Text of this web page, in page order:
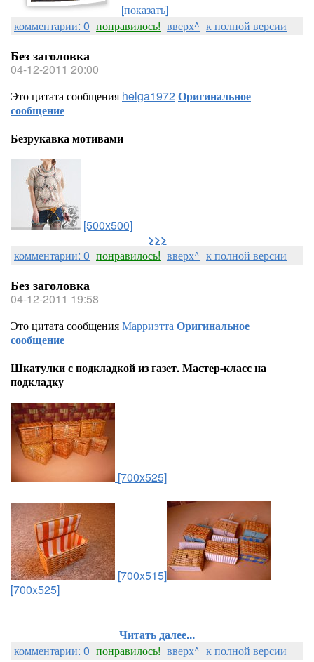
[показать]
комментарии: 0 понравилось! вверх^ к полной версии
Без заголовка
04-12-2011 20:00
Это цитата сообщения helga1972Оригинальное
сообщение
Безрукавка мотивами
[500x500]
>>>
комментарии: 0 понравилось! вверх^ к полной версии
Без заголовка
04-12-2011 19:58
Это цитата сообщенияМарриэттаОригинальное
сообщение
Шкатулки с подкладкой из газет. Мастер-класс на
подкладку
[700x525]
[700x515]
[700x525]
Читать далее...
комментарии: 0 понравилось! вверх^ к полной версии